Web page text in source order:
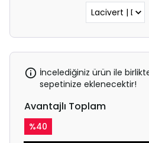
İncelediğiniz ürün ile
sepetinize eklenecektir!
Avantajlı Toplam
%40